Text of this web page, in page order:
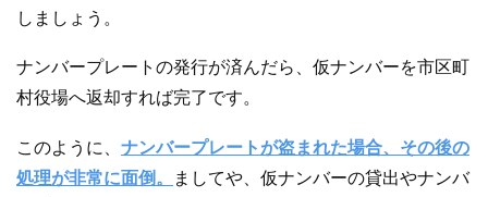
しましょう。
ナンバープレートの発行が済んだら、仮ナンバーを市区町
村役場へ返却すれば完了です。
このように、 ナンバープレートが盗まれた場合、その後の
処理が非常に面倒。
ましてや、仮ナンバーの貸出やナンバ